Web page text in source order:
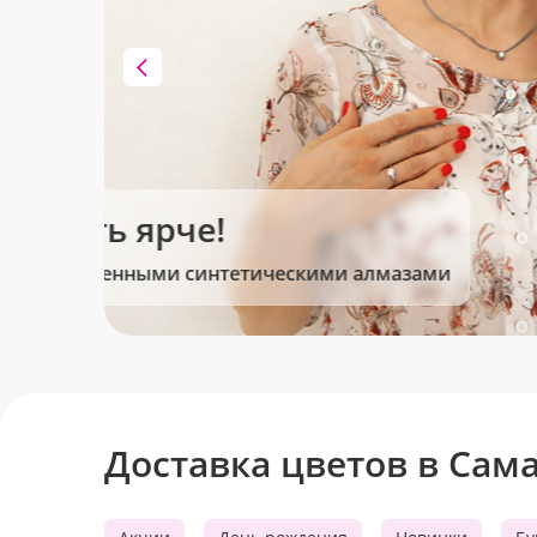
Клубника в шоколаде
Сладкие моменты для Вас!
Доставка цветов в